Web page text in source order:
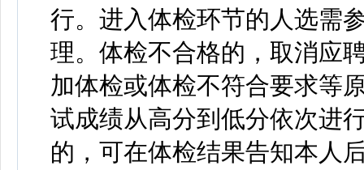
行。进入体检环节的人选需
理。体检不合格的，取消应
加体检或体检不符合要求等
试成绩从高分到低分依次进
的，可在体检结果告知本人